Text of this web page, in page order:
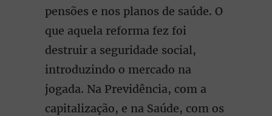
pensões e nos planos de saúde. O
que aquela reforma fez foi
destruir a seguridade social,
introduzindo o mercado na
jogada. Na Previdência, com a
capitalização, e na Saúde, com os